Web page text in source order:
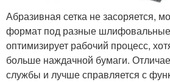
Абразивная сетка не засоряется,
формат под разные
оптимизирует рабочий процесс,
больше наждачной бумаги.
службы и лучше справляется с